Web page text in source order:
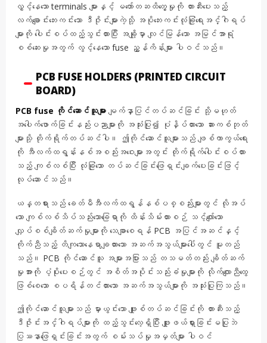
လွှင့်နေသော terminals များနှင့် မတော်တဆထိတွေ့မှုကို တားဆီးပေးသည့်
လက်ချောင်းဘေးကင်းသော ဒီဇိုင်းများကဲ့သို့ အပိုဘေးကင်းလုံခြုံရေးအင်္ဂါရပ်
များကို ပေါင်းစပ်ထည့်သွင်းထားပြီး အချို့မှာ လျင်မြန်သော အမြင်အာရုံ
စစ်ဆေးမှုအတွက် လွင့်နေသော fuse ညွှန်ကိန်းများ ပါဝင်သည်။
PCB FUSE HOLDERS (PRINTED CIRCUIT
BOARD)
PCB fuse ကိုင်ဆောင်သူများ မျက်နှာပြင်တပ်ဆင်ခြင်း သို့မဟုတ်
အပေါက်ဖောက်ခြင်းနည်းပညာများကို အသုံးပြု၍ ပုံနှိပ်ထားသော ဆားကစ်ဘုတ်
များသို့ တိုက်ရိုက်တပ်ဆင်ပါ။ ဤကိုင်ဆောင်သူများသည် ဖျစ်ကာကွယ်ရေး
ကို အီလက်ထရွန်းနစ်အစည်းအဝေးများအတွင်း တိုက်ရိုက်ပေါင်းစပ်ထား
သည့် ကျစ်လစ်ပြီး လုံခြုံသော တပ်ဆင်ခြင်းဖြေရှင်းချက်ပေးခြင်းဖြင့်
လုပ်ဆောင်သည်။
ယန္တရားသည် ခေတ်မီအီလက်ထရွန်နစ်ပစ္စည်းများတွင် လိုအပ်
သော ကျစ်လစ်သိပ်သည်းသောခြေရာကို ထိန်းသိမ်းထားစဉ် သင့်လျော်သော
လျှပ်စစ်ချိတ်ဆက်မှုများကို သေချာစေရန် PCB အပြင်အဆင်နှင့်
ကိုက်ညီသည့် တိကျသောနေရာချထားသော အဆက်အသွယ်များပေါ်တွင် မူတည်
သည်။ PCB ကိုင်ဆောင်သူ အများအပြားသည် တသမတ်တည်း ချိတ်ဆက်
မှုအားကို ပံ့ပိုးပေးစဉ်တွင် အစိတ်အပိုင်းသည်းခံမှုများကို လိုက်လျောညီထွေ
ဖြစ်စေသော စပရိန်တင်ထားသော အဆက်အသွယ်များကို အသုံးပြုကြသည်။
ဤကိုင်ဆောင်သူများသည် မှားယွင်းသော ဖျူးစ်တပ်ဆင်ခြင်းကို တားဆီးသည့်
ဒီဇိုင်းအင်္ဂါရပ်များကို ထည့်သွင်းလေ့ရှိပြီး ဖျူးဖယ်ရှားခြင်းမပြုဘဲ
ပြဿနာဖြေရှင်းခြင်းအတွက် စမ်းသပ်မှုအမှတ်များ ပါဝင်